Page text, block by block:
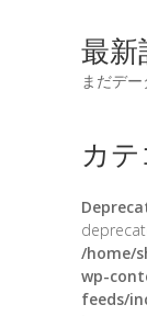
最新
まだデー
カ
/home/
wp-
feeds/